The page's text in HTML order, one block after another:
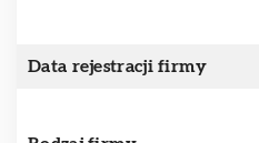
Data rejestracji firmy